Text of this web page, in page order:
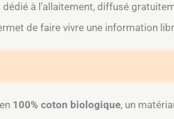
à l’allaitement, diffusé
de faire vivre une information
100% coton biologique, un